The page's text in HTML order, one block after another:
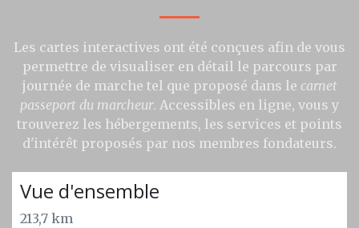
Les cartes interactives ont été conçues afin de vous
permettre de visualiser en détail le parcours par
journée de marche tel que proposé dans le carnet
passeport du marcheur. Accessibles en ligne, vous y
trouverez les hébergements, les services et points
d'intérêt proposés par nos membres fondateurs.
Vue d'ensemble
213,7 km